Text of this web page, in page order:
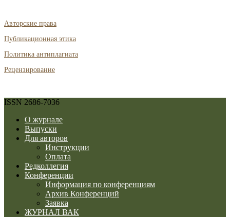
Авторские права
Публикационная этика
Политика антиплагиата
Рецензирование
ISSN 2686-7036
О журнале
Выпуски
Для авторов
Инструкции
Оплата
Редколлегия
Конференции
Информация по конференциям
Архив Конференций
Заявка
ЖУРНАЛ ВАК